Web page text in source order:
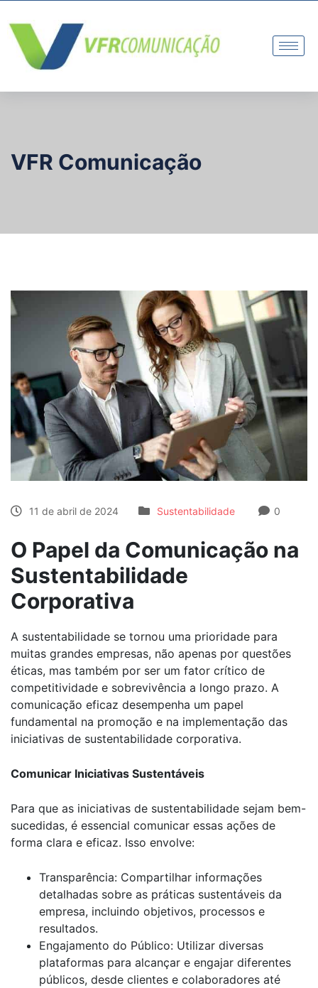
VFR Comunicação
11 de abril de 2024 Sustentabilidade 0
O Papel da Comunicação na
Sustentabilidade
Corporativa
A sustentabilidade se tornou uma prioridade para
muitas grandes empresas, não apenas por questões
éticas, mas também por ser um fator crítico de
competitividade e sobrevivência a longo prazo. A
comunicação eficaz desempenha um papel
fundamental na promoção e na implementação das
iniciativas de sustentabilidade corporativa.
Comunicar Iniciativas Sustentáveis
Para que as iniciativas de sustentabilidade sejam bem-
sucedidas, é essencial comunicar essas ações de
forma clara e eficaz. Isso envolve:
Transparência: Compartilhar informações
detalhadas sobre as práticas sustentáveis da
empresa, incluindo objetivos, processos e
resultados.
Engajamento do Público: Utilizar diversas
plataformas para alcançar e engajar diferentes
públicos, desde clientes e colaboradores até